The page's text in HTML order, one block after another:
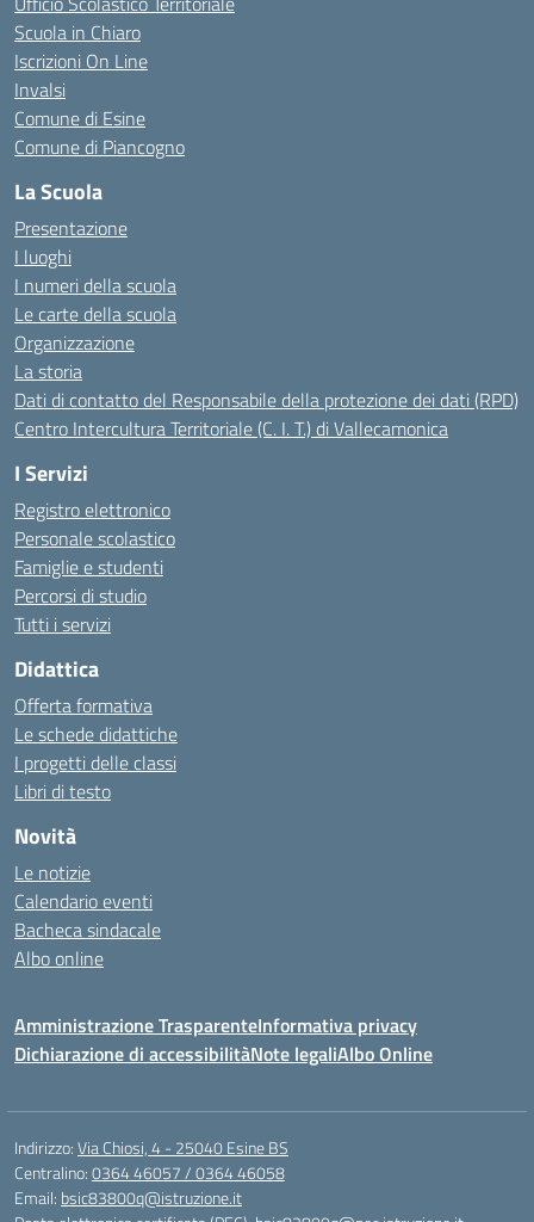
Scuola in Chiaro
Iscrizioni On Line
Invalsi
Comune di Esine
Comune di Piancogno
La Scuola
Presentazione
I luoghi
I numeri della scuola
Le carte della scuola
Organizzazione
La storia
Dati di contatto del Responsabile della protezione dei dati (RPD)
Centro Intercultura Territoriale (C. I. T.) di Vallecamonica
I Servizi
Registro elettronico
Personale scolastico
Famiglie e studenti
Percorsi di studio
Tutti i servizi
Didattica
Offerta formativa
Le schede didattiche
I progetti delle classi
Libri di testo
Novità
Le notizie
Calendario eventi
Bacheca sindacale
Albo online
Amministrazione TrasparenteInformativa privacy
Dichiarazione di accessibilitàNote legaliAlbo Online
Indirizzo:Via Chiosi, 4 - 25040 Esine BS
Centralino:0364 46057 / 0364 46058
Email: bsic83800q@istruzione.it